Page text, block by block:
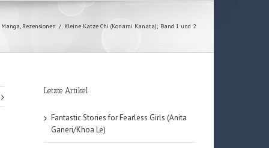
Manga, Rezensionen / Kleine Katze Chi (Konami Kanata); Band 1 und 2
Letzte Artikel
Fantastic Stories for Fearless Girls (Anita
Ganeri/Khoa Le)